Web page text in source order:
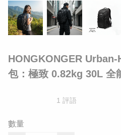
HONGKONGER
包：極致 0.82kg 30L 全
1 評語
數量